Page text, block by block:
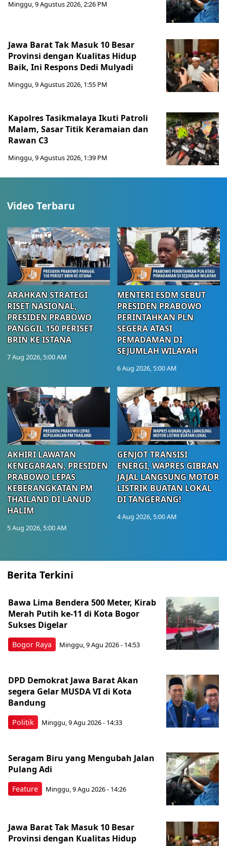
Minggu, 9 Agustus 2026, 2:26 PM
Jawa Barat Tak Masuk 10 Besar
Provinsi dengan Kualitas Hidup
Baik, Ini Respons Dedi Mulyadi
Minggu, 9 Agustus 2026, 1:55 PM
Kapolres Tasikmalaya Ikuti Patroli
Malam, Sasar Titik Keramaian dan
Rawan C3
Minggu, 9 Agustus 2026, 1:39 PM
Video Terbaru
ARAHKAN STRATEGI
RISET NASIONAL,
PRESIDEN PRABOWO
PANGGIL 150 PERISET
BRIN KE ISTANA
7 Aug 2026, 5:00 AM
MENTERI ESDM SEBUT
PRESIDEN PRABOWO
PERINTAHKAN PLN
SEGERA ATASI
PEMADAMAN DI
SEJUMLAH WILAYAH
6 Aug 2026, 5:00 AM
AKHIRI LAWATAN
KENEGARAAN, PRESIDEN
PRABOWO LEPAS
KEBERANGKATAN PM
THAILAND DI LANUD
HALIM
5 Aug 2026, 5:00 AM
GENJOT TRANSISI
ENERGI, WAPRES GIBRAN
JAJAL LANGSUNG MOTOR
LISTRIK BUATAN LOKAL
DI TANGERANG!
4 Aug 2026, 5:00 AM
Berita Terkini
Bogor Raya
Bawa Lima Bendera 500 Meter, Kirab
Merah Putih ke-11 di Kota Bogor
Sukses Digelar
Minggu, 9 Agu 2026 - 14:53
Politik
DPD Demokrat Jawa Barat Akan
segera Gelar MUSDA VI di Kota
Bandung
Minggu, 9 Agu 2026 - 14:33
Feature
Seragam Biru yang Mengubah Jalan
Pulang Adi
Minggu, 9 Agu 2026 - 14:26
Jawa Barat Tak Masuk 10 Besar
Provinsi dengan Kualitas Hidup